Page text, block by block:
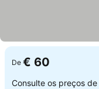
De € 60
Consulte os preços de